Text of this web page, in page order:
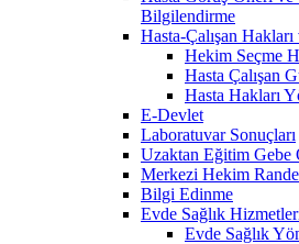
Bilgilendirme
Hasta-Çalışan
Hekim Seçme
Hasta Çalışan
Hasta Hakları
E-Devlet
Laboratuvar Sonuçları
Uzaktan Eğitim Gebe
Merkezi Hekim
Bilgi Edinme
Evde Sağlık
Evde Sağlık